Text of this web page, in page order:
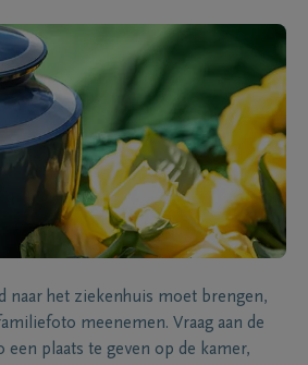
naar het ziekenhuis moet brengen,
meenemen. Vraag aan de
plaats te geven op de kamer,